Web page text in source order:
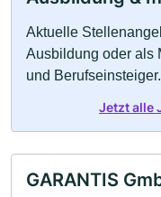
Aktuelle
Ausbildung oder als
und
Jetzt alle
GARANTIS